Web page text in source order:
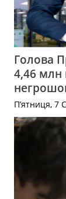
Голова
4,46 млн
П’ятниця, 7